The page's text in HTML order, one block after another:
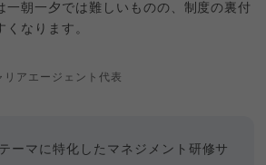
一朝一夕では難しいものの、制度の裏付
なります。
リアエージェント代表
ーマに特化したマネジメント研修サ